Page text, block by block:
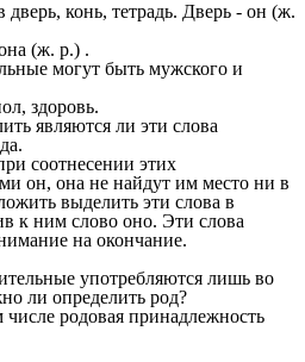
конь, тетрадь. Дверь - он (ж.
(ж. р.) .
могут быть мужского и
здоровь.
являются ли эти слова
соотнесении этих
он, она не найдут им место ни в
выделить эти слова в
к ним слово оно. Эти слова
на окончание.
употребляются лишь во
ли определить род?
родовая принадлежность